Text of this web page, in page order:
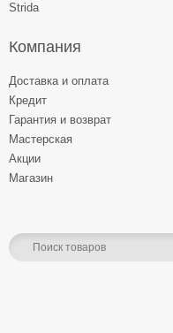
Strida
Компания
Доставка и оплата
Кредит
Гарантия и возврат
Мастерская
Акции
Магазин